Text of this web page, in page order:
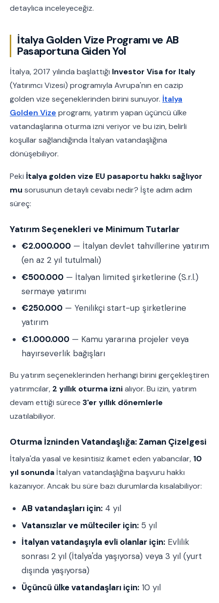
detaylıca inceleyeceğiz.
İtalya Golden Vize Programı ve AB
Pasaportuna Giden Yol
İtalya, 2017 yılında başlattığı Investor Visa for Italy
(Yatırımcı Vizesi) programıyla Avrupa'nın en cazip
golden vize seçeneklerinden birini sunuyor. İtalya
Golden Vize programı, yatırım yapan üçüncü ülke
vatandaşlarına oturma izni veriyor ve bu izin, belirli
koşullar sağlandığında İtalyan vatandaşlığına
dönüşebiliyor.
Peki İtalya golden vize EU pasaportu hakkı sağlıyor
mu sorusunun detaylı cevabı nedir? İşte adım adım
süreç:
Yatırım Seçenekleri ve Minimum Tutarlar
€2.000.000 — İtalyan devlet tahvillerine yatırım
(en az 2 yıl tutulmalı)
€500.000 — İtalyan limited şirketlerine (S.r.l.)
sermaye yatırımı
€250.000 — Yenilikçi start-up şirketlerine
yatırım
€1.000.000 — Kamu yararına projeler veya
hayırseverlik bağışları
Bu yatırım seçeneklerinden herhangi birini gerçekleştiren
yatırımcılar, 2 yıllık oturma iznialıyor. Bu izin, yatırım
devam ettiği sürece 3'er yıllık dönemlerle
uzatılabiliyor.
Oturma İzninden Vatandaşlığa: Zaman Çizelgesi
İtalya'da yasal ve kesintisiz ikamet eden yabancılar, 10
yıl sonunda İtalyan vatandaşlığına başvuru hakkı
kazanıyor. Ancak bu süre bazı durumlarda kısalabiliyor:
AB vatandaşları için: 4 yıl
Vatansızlar ve mülteciler için: 5 yıl
İtalyan vatandaşıyla evli olanlar için: Evlilik
sonrası 2 yıl (İtalya'da yaşıyorsa) veya 3 yıl (yurt
dışında yaşıyorsa)
Üçüncü ülke vatandaşları için: 10 yıl